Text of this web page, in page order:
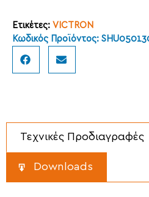
Ετικέτες: VICTRON
Κωδικός Προϊόντος:
Τεχνικές Προδιαγραφές
Downloads